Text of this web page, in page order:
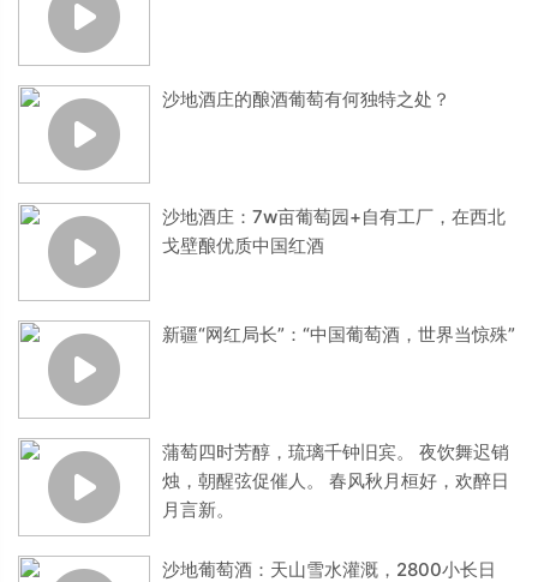
沙地酒庄的酿酒葡萄有何独特之处？
沙地酒庄：7w亩葡萄园+自有工厂，在西北
戈壁酿优质中国红酒
新疆“网红局长”：“中国葡萄酒，世界当惊殊”
蒲萄四时芳醇，琉璃千钟旧宾。 夜饮舞迟销
烛，朝醒弦促催人。 春风秋月桓好，欢醉日
月言新。
沙地葡萄酒：天山雪水灌溉，2800小长日